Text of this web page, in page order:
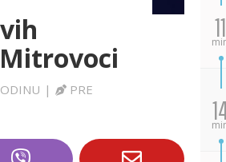
|
PRE
11